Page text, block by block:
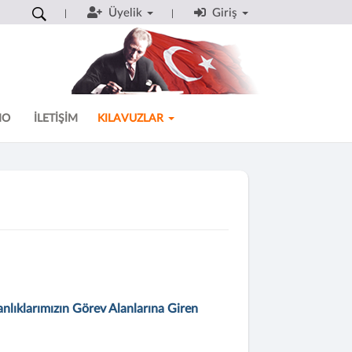
Üyelik Giriş
İLETİŞİM KILAVUZLAR
Görev Alanlarına Giren